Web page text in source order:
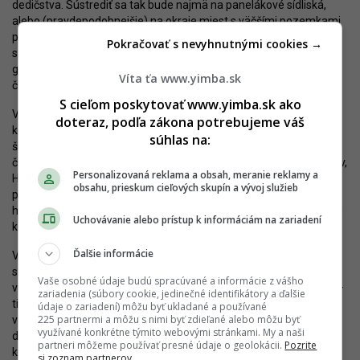
dedičstva. Sústrediť sa tak bude najmä na panelákové sídliská,
alebo (pravdepodobnejšie) na okraje miest s väčšími pozemkami
pre individuálnu bytovú výstavbu či priamo predmestia. Sem, ako
sa ukazuje z dát (napríklad v publikácii Suburbanizácia od
geografov Martina Švedu a Pavla Šušku), smeruje aj významná
časť prisťahovalcov do bratislavského metropolitného regiónu.
V najhoršej situácii sú samozrejme nízkopríjmové skupiny, pre
ktoré je možnosť získať vlastné bývanie s aspoň základnym
štandardom čoraz vzdialenejšia. Keďže Bratislava a jej mestské
časti operujú len s veľmi malým bytovým fondom (asi 3-tisíc bytov,
Hlavné mesto má z toho necelú tisícku) a aj tieto byty je potrebné
poskytnúť zamestnancom v potrebných profesiách (policajti,
hasiči, učitelia, šoféri, atď.), všetko sa zužuje na bývanie v neveľmi
kvalitných lokalitách.
Výhľad nie je pozitívny. Hlavné mesto síce plánuje rozostavať
stovky nájomných bytov – prvé dve bytovky na
v Ružinove a naMuchovom námestív Petržalke sú už v príprave –
tieto však nebudú primárne určené pre ľudí na pokraji sociálneho
vylúčenia. Rozsiahlejšiu výstavbu nájomných bytov zo strany
developerov napriek určitým pokusom taktiež netreba očakávať,
keďže legislatívne podmienky nie sú priaznivé.
Víta ťa www.yimba.sk
S cieľom poskytovať www.yimba.sk ako
doteraz, podľa zákona potrebujeme váš
súhlas na:
Personalizovaná reklama a obsah, meranie reklamy a
obsahu, prieskum cieľových skupín a vývoj služieb
Uchovávanie alebo prístup k informáciám na zariadení
Ďalšie informácie
Vaše osobné údaje budú spracúvané a informácie z vášho
zariadenia (súbory cookie, jedinečné identifikátory a ďalšie
údaje o zariadení) môžu byť ukladané a používané
225 partnermi a môžu s nimi byť zdieľané alebo môžu byť
využívané konkrétne týmito webovými stránkami. My a naši
partneri môžeme používať presné údaje o geolokácii. Pozrite
Pokračovať s nevyhnutnými cookies →